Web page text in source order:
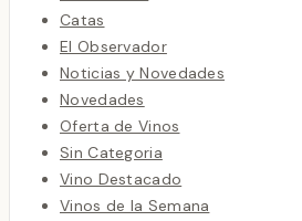
Catas
El Observador
Noticias y Novedades
Novedades
Oferta de Vinos
Sin Categoria
Vino Destacado
Vinos de la Semana